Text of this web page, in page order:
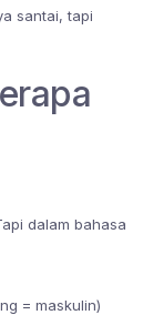
santai, tapi
dalam bahasa
= maskulin)